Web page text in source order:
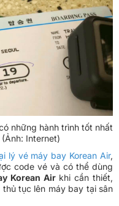
những hành trình tốt nhất
Internet)
lý vé máy bay Korean Air,
code vé và có thể dùng
Korean Air khi cần thiết,
tục lên máy bay tại sân